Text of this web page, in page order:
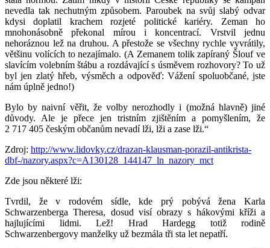
nevedla tak nechutným způsobem. Paroubek na svůj slabý odvar
kdysi doplatil krachem rozjeté politické kariéry. Zeman ho
mnohonásobně překonal mírou i koncentrací. Vrstvil jednu
nehoráznou lež na druhou. A přestože se všechny rychle vyvrátily,
většinu volících to nezajímalo. (A Zemanem tolik zapíraný Šlouf ve
slavícím volebním štábu a rozdávající s úsměvem rozhovory? To už
byl jen zlatý hřeb, výsměch a odpověď: Vážení spoluobčané, jste
nám úplně jedno!)
Bylo by naivní věřit, že volby nerozhodly i (možná hlavně) jiné
důvody. Ale je přece jen tristním zjištěním a pomyšlením, že
2 717 405 českým občanům nevadí lži, lži a zase lži.“
Zdroj: http://www.lidovky.cz/drazan-klausman-porazil-antikrista-
dbf-/nazory.aspx?c=A130128_144147_ln_nazory_mct
Zde jsou některé lži:
Tvrdil, že v rodovém sídle, kde prý pobývá žena Karla
Schwarzenberga Theresa, dosud visí obrazy s hákovými kříži a
hajlujícími lidmi. Lež! Hrad Hardegg totiž rodině
Schwarzenbergovy manželky už bezmála tři sta let nepatří.